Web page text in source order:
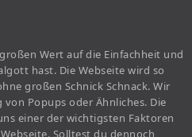
Wert auf die Einfachheit und
hast. Die Webseite wird so
großen Schnick Schnack. Wir
Popups oder Ähnliches. Die
einer der wichtigsten Faktoren
Solltest du dennoch